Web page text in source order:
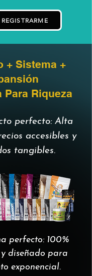
+ Sistema +
Para Riqueza
perfecto: Alta
accesibles y
tangibles.
perfecto: 100%
diseñado para
exponencial.